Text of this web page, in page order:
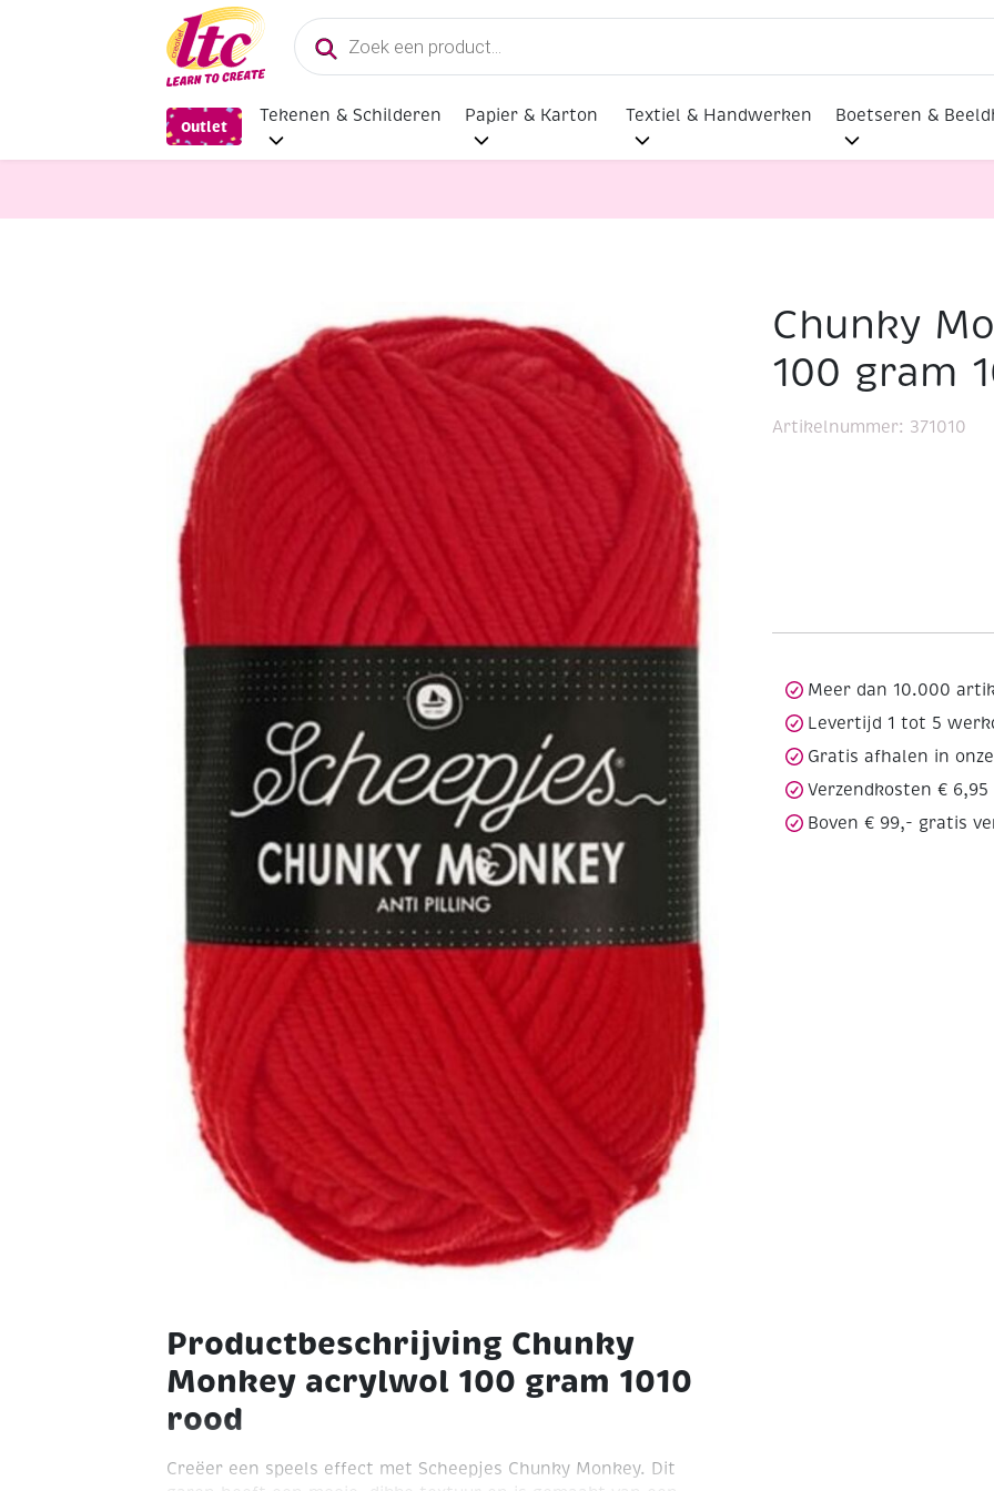
Producten
zoeken
Outlet
Tekenen & Schilderen Papier & Karton Textiel & Handwerken Boetseren &
Handwerkgarens Chunky Monkey acrylwol 100 gram 1010 rood
Productbeschrijving Chunky
Monkey acrylwol 100 gram 1010
rood
Creëer een speels effect met Scheepjes Chunky Monkey. Dit
Chunky
100 gram
Artikelnummer: 371010
Meer dan 10.000
Levertijd 1 tot 5
Gratis afhalen in
Verzendkosten € 6,95
Boven € 99,- gratis